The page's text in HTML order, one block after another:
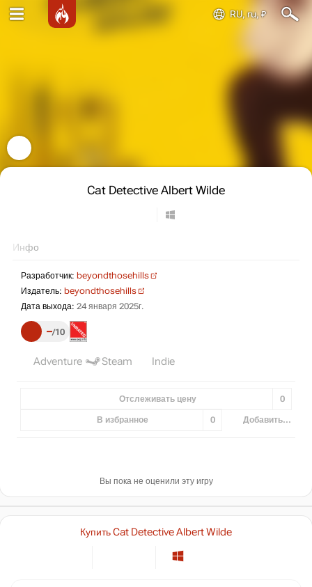
RU, ru, ₽
Cat Detective Albert Wilde
Инфо
Разработчик: beyondthosehills
Издатель: beyondthosehills
Дата выхода: 24 января 2025г.
– 10
Adventure Steam Indie
Отслеживать цену 0
В избранное 0 Добавить...
Вы пока не оценили эту игру
Купить Cat Detective Albert Wilde